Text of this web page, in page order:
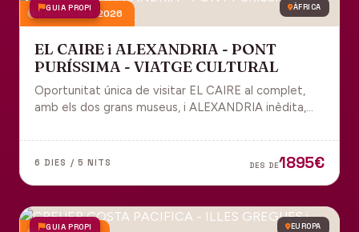
GUIA PROPI ÀFRICA
4 desembre 2026
EL CAIRE i ALEXANDRIA - PONT
PURÍSSIMA - VIATGE CULTURAL
Oportunitat única de visitar EL CAIRE al complet,
amb els dos grans museus, i ALEXANDRIA inèdita,
6 DIES / 5 NITS DES DE1895€
GUIA PROPI EUROPA